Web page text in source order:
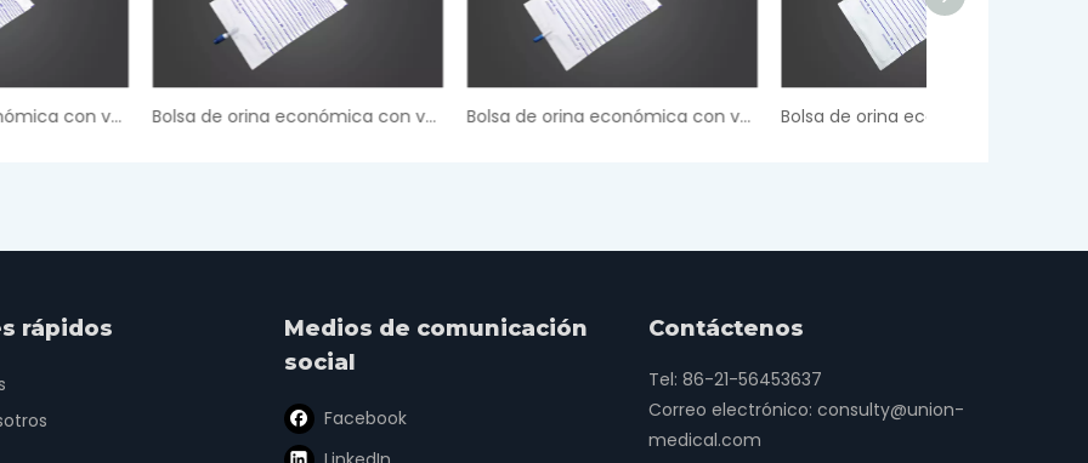
Bolsa de orina económica con válvula de tornillo Bolsa de orina económica con válvula de empuje Bolsa de orina económica sin salida
rápidos
Medios de comunicación
social
Facebook
Contáctenos
Tel: 86-21-56453637
Correo electrónico: consulty@union-
medical.com